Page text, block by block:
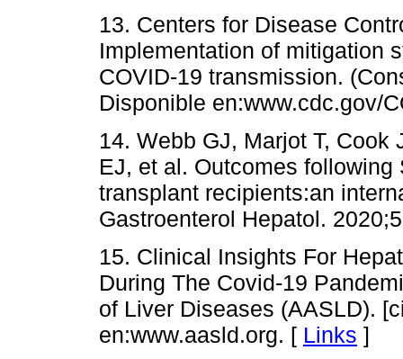
13. Centers for Disease
Implementation of mitigation
COVID-19 transmission.
Disponible en:www.cdc.gov/
14. Webb GJ, Marjot T,
EJ, et al. Outcomes
transplant recipients:an
Gastroenterol Hepatol.
15. Clinical Insights For
During The Covid-19
of Liver Diseases (AASLD).
en:www.aasld.org. [ Links ]